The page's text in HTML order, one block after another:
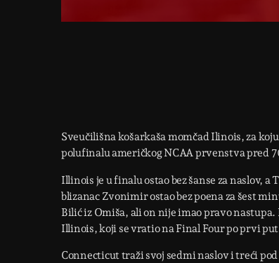
Sveučilišna košarkaša momčad Ilinois, za
polufinalu američkog NCAA prvenstva pred
Illinois je u finalu ostao bez šanse za naslov,
blizanac Zvonimir ostao bez poena za šest
Bilić iz Omiša, ali on nije imao pravo
Illinois, koji se vratio na Final Four po prvi
Connecticut traži svoj sedmi naslov i treći